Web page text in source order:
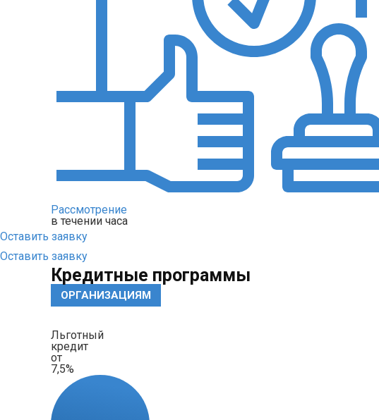
Рассмотрение
в течении часа
Оставить заявку
Оставить заявку
Кредитные программы
ОРГАНИЗАЦИЯМ
Льготный
кредит
от
7,5%